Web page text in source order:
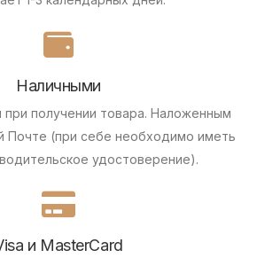
Наличными
получении товара. Наложенным
Почте (при себе необходимо иметь
удостоверение).
и MasterCard